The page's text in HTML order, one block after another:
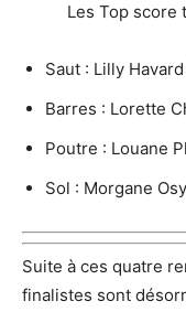
Les Top score
Saut : Lilly
Barres : Lorette
Poutre : Louane
Sol : Morgane
Suite à ces quatre
finalistes sont